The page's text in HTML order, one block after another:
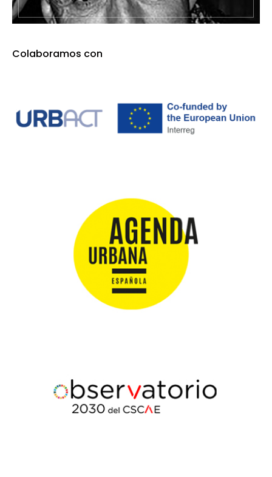
Colaboramos con